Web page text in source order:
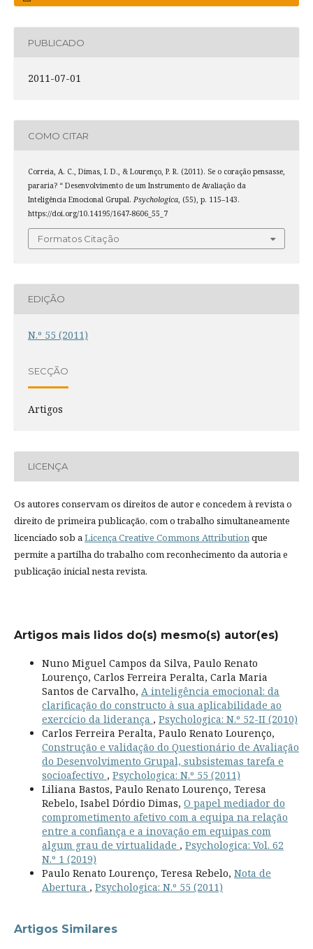
PUBLICADO
2011-07-01
COMO CITAR
Correia, A. C., Dimas, I. D., & Lourenço, P. R. (2011). Se o coração pensasse,
pararia? “ Desenvolvimento de um Instrumento de Avaliação da
Inteligência Emocional Grupal. Psychologica, (55), p. 115–143.
https://doi.org/10.14195/1647-8606_55_7
Formatos Citação
EDIÇÃO
N.º 55 (2011)
SECÇÃO
Artigos
LICENÇA
Os autores conservam os direitos de autor e concedem à revista o
direito de primeira publicação, com o trabalho simultaneamente
licenciado sob aLicença Creative Commons Attributionque
permite a partilha do trabalho com reconhecimento da autoria e
publicação inicial nesta revista.
Artigos mais lidos do(s) mesmo(s) autor(es)
Nuno Miguel Campos da Silva, Paulo Renato
Lourenço, Carlos Ferreira Peralta, Carla Maria
Santos de Carvalho, A inteligência emocional: da
clarificação do constructo à sua aplicabilidade ao
exercício da liderança , Psychologica: N.º 52-II (2010)
Carlos Ferreira Peralta, Paulo Renato Lourenço,
Construção e validação do Questionário de Avaliação
do Desenvolvimento Grupal, subsistemas tarefa e
socioafectivo , Psychologica: N.º 55 (2011)
Liliana Bastos, Paulo Renato Lourenço, Teresa
Rebelo, Isabel Dórdio Dimas, O papel mediador do
comprometimento afetivo com a equipa na relação
entre a confiança e a inovação em equipas com
algum grau de virtualidade , Psychologica: Vol. 62
N.º 1 (2019)
Paulo Renato Lourenço, Teresa Rebelo, Nota de
Abertura , Psychologica: N.º 55 (2011)
Artigos Similares